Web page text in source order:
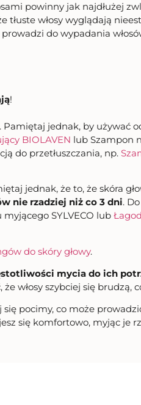
powinny jak najdłużej
tłuste włosy wyglądają
do wypadania
!
. Pamiętaj jednak, by używać
BIOLAVEN lub Szampon
do przetłuszczania, np.
jednak, że to, że skóra
nie rzadziej niż co 3 dni.
SYLVECO lub
do skóry głowy.
mycia do ich
włosy szybciej się brudzą,
pocimy, co może
się komfortowo, myjąc je